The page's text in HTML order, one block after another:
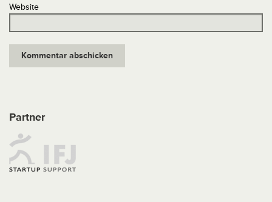
Website
Partner